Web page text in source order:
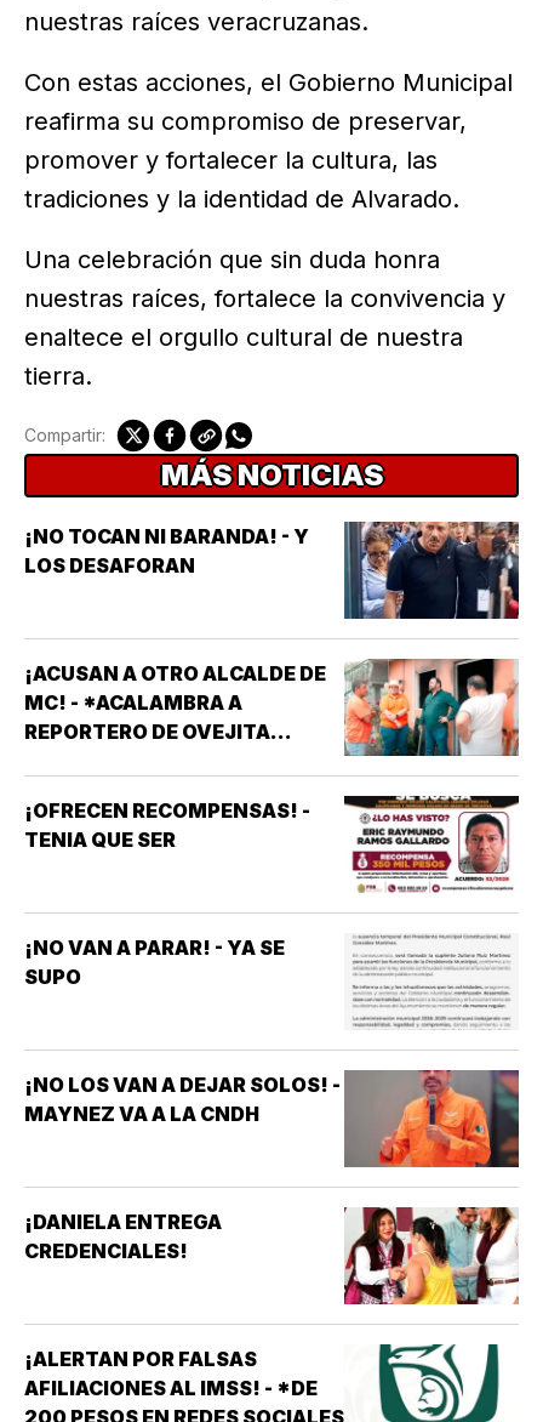
nuestras raíces veracruzanas.
Con estas acciones, el Gobierno Municipal
reafirma su compromiso de preservar,
promover y fortalecer la cultura, las
tradiciones y la identidad de Alvarado.
Una celebración que sin duda honra
nuestras raíces, fortalece la convivencia y
enaltece el orgullo cultural de nuestra
tierra.
Compartir:
MÁS NOTICIAS
¡NO TOCAN NI BARANDA! - Y
LOS DESAFORAN
¡ACUSAN A OTRO ALCALDE DE
MC! - *ACALAMBRA A
REPORTERO DE OVEJITA
¡OFRECEN RECOMPENSAS! -
TENIA QUE SER
¡NO VAN A PARAR! - YA SE
SUPO
¡NO LOS VAN A DEJAR SOLOS! -
MAYNEZ VA A LA CNDH
¡DANIELA ENTREGA
CREDENCIALES!
¡ALERTAN POR FALSAS
AFILIACIONES AL IMSS! - *DE
200 PESOS EN REDES SOCIALES